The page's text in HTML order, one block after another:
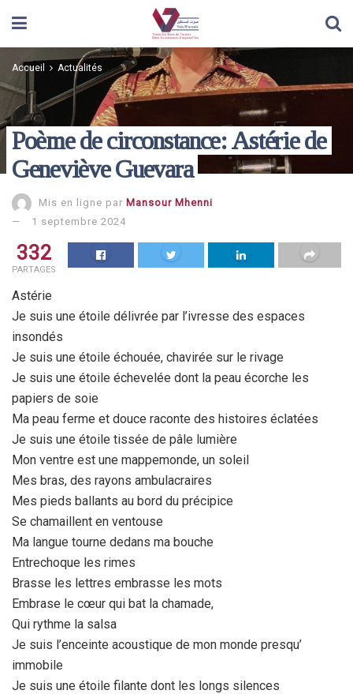
Accueil Actualités
Poème de circonstance: Astérie de
Geneviève Guevara
Mis en ligne par Mansour Mhenni
1 septembre 2024
332
PARTAGES
Astérie
Je suis une étoile délivrée par l’ivresse des espaces
insondés
Je suis une étoile échouée, chavirée sur le rivage
Je suis une étoile échevelée dont la peau écorche les
papiers de soie
Ma peau ferme et douce raconte des histoires éclatées
Je suis une étoile tissée de pâle lumière
Mon ventre est une mappemonde, un soleil
Mes bras, des rayons ambulacraires
Mes pieds ballants au bord du précipice
Se chamaillent en ventouse
Ma langue tourne dedans ma bouche
Entrechoque les rimes
Brasse les lettres embrasse les mots
Embrase le cœur qui bat la chamade,
Qui rythme la salsa
Je suis l’enceinte acoustique de mon monde presqu’
immobile
Je suis une étoile filante dont les longs silences